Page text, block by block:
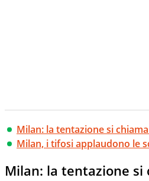
Milan: la tentazione si
Milan, i tifosi applaudono le
Milan: la tentazione si